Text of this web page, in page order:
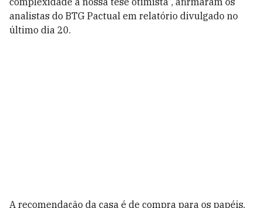
analistas do BTG Pactual em relatório divulgado no
último dia 20.
A recomendação da casa é de compra para os papéis,